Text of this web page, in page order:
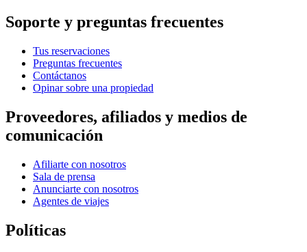
Soporte y preguntas frecuentes
Tus reservaciones
Preguntas frecuentes
Contáctanos
Opinar sobre una propiedad
Proveedores, afiliados y medios de
comunicación
Afiliarte con nosotros
Sala de prensa
Anunciarte con nosotros
Agentes de viajes
Políticas